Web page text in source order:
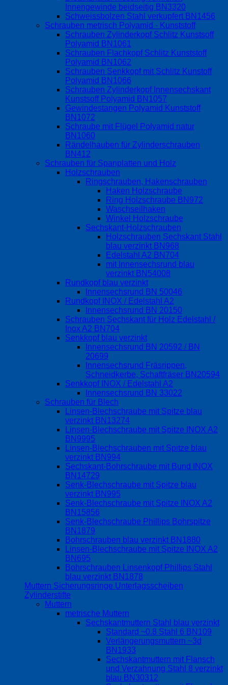
Innengewinde beidseitig BN3320
Schweissbolzen Stahl verkupfert BN1456
Schrauben metrisch Polyamid - Kunststoff
Schrauben Zylinderkopf Schlitz Kunstsoff
Polyamid BN1061
Schrauben Flachkopf Schlitz Kunststoff
Polyamid BN1062
Schrauben Senkkopf mit Schlitz Kunstoff
Polyamid BN1066
Schrauben Zylinderkopf Innensechskant
Kunstsoff Polyamid BN1057
Gewindestangen Polyamid Kunststoff
BN1072
Schraube mit Flügel Polyamid natur
BN1060
Rändelhauben für Zylinderschrauben
BN412
Schrauben für Spanplatten und Holz
Holzschrauben
Ringschrauben, Hakenschrauben
Haken Holzschraube
Ring Holzschraube BN972
Waschseilhaken
Winkel Holzschraube
Sechskant-Holzschrauben
Holzschrauben Sechskant Stahl
blau verzinkt BN968
Edelstahl A2 BN704
mit Innensechsrund blau
verzinkt BN54008
Rundkopf blau verzinkt
Innensechsrund BN 50046
Rundkopf INOX / Edelstahl A2
Innensechsrund BN 20150
Schrauben Sechskant für Holz Edelstahl /
Inox A2 BN704
Senkkopf blau verzinkt
Innensechsrund BN 20592 / BN
20699
Innensechsrund Fräsrippen,
Schneidkerbe, Schaftfräser BN20594
Senkkopf INOX / Edelstahl A2
Innensechsrund BN 33022
Schrauben für Blech
Linsen-Blechschraube mit Spitze blau
verzinkt BN13274
Linsen-Blechschraube mit Spitze INOX A2
BN9995
Linsen-Blechschrauben mit Spitze blau
verzinkt BN994
Sechskant-Bohrschraube mit Bund INOX
BN14729
Senk-Blechschraube mit Spitze blau
verzinkt BN995
Senk-Blechschraube mit Spitze INOX A2
BN15856
Senk-Blechschraube Phillips Bohrspitze
BN1879
Bohrschrauben blau verzinkt BN1880
Linsen-Blechschraube mit Spitze INOX A2
BN695
Bohrschrauben Linsenkopf Phillips Stahl
blau verzinkt BN1878
Muttern Sicherungsringe Unterlagsscheiben
Zylinderstifte
Muttern
metrische Muttern
Sechskantmuttern Stahl blau verzinkt
Standard ~0.8 Stahl 6 BN109
Verlängerungsmuttern ~3d
BN1933
Sechskantmuttern mit Flansch
und Verzahnung Stahl 8 verzinkt
blau BN30312